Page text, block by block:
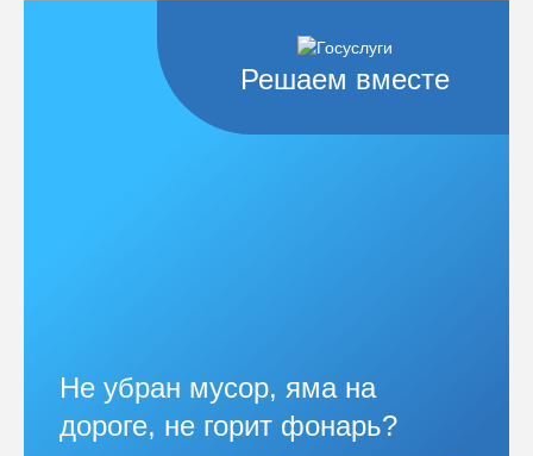
Решаем вместе
Не убран мусор, яма на
дороге, не горит фонарь?